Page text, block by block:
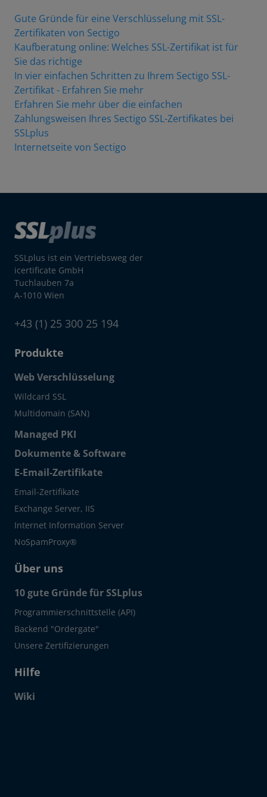
Gute Gründe für eine Verschlüsselung mit SSL-
Zertifikaten von Sectigo
Kaufberatung online: Welches SSL-Zertifikat ist für
Sie das richtige
In vier einfachen Schritten zu Ihrem Sectigo SSL-
Zertifikat - Erfahren Sie mehr
Erfahren Sie mehr über die einfachen
Zahlungsweisen Ihres Sectigo SSL-Zertifikates bei
SSLplus
Internetseite von Sectigo
SSLplus ist ein Vertriebsweg der
icertificate GmbH
Tuchlauben 7a
A-1010 Wien
+43 (1) 25 300 25 194
Produkte
Web Verschlüsselung
Wildcard SSL
Multidomain (SAN)
Managed PKI
Dokumente & Software
E-Email-Zertifikate
Email-Zertifikate
Exchange Server, IIS
Internet Information Server
NoSpamProxy®
Über uns
10 gute Gründe für SSLplus
Programmierschnittstelle (API)
Backend "Ordergate"
Unsere Zertifizierungen
Hilfe
Wiki